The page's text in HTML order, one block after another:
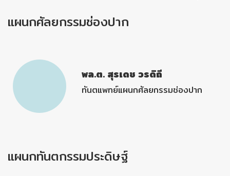
แผนกศัลยกรรมช่องปาก
พล.ต. สุรเดช วรดิถี
ทันตแพทย์แผนกศัลยกรรมช่องปาก
แผนกทันตกรรมประดิษฐ์